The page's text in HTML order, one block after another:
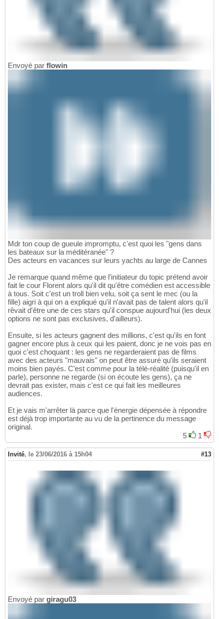
Envoyé par flowin
Mdr ton coup de gueule impromptu, c'est quoi les "gens dans
les bateaux sur la méditéranée" ?
Des acteurs en vacances sur leurs yachts au large de Cannes
Je remarque quand même que l'initiateur du topic prétend avoir
fait le cour Florent alors qu'il dit qu'être comédien est accessible
à tous. Soit c'est un troll bien velu, soit ça sent le mec (ou la
fille) aigri à qui on a expliqué qu'il n'avait pas de talent alors qu'il
rêvait d'être une de ces stars qu'il conspue aujourd'hui (les deux
options ne sont pas exclusives, d'ailleurs).
Ensuite, si les acteurs gagnent des millions, c'est qu'ils en font
gagner encore plus à ceux qui les paient, donc je ne vois pas en
quoi c'est choquant : les gens ne regarderaient pas de films
avec des acteurs "mauvais" on peut être assuré qu'ils seraient
moins bien payés. C'est comme pour la télé-réalité (puisqu'il en
parle), personne ne regarde (si on écoute les gens), ça ne
devrait pas exister, mais c'est ce qui fait les meilleures
audiences.
Et je vais m'arrêter là parce que l'énergie dépensée à répondre
est déjà trop importante au vu de la pertinence du message
original.
5
1
Invité, le 23/06/2016 à 15h04 #13
Envoyé par giragu03